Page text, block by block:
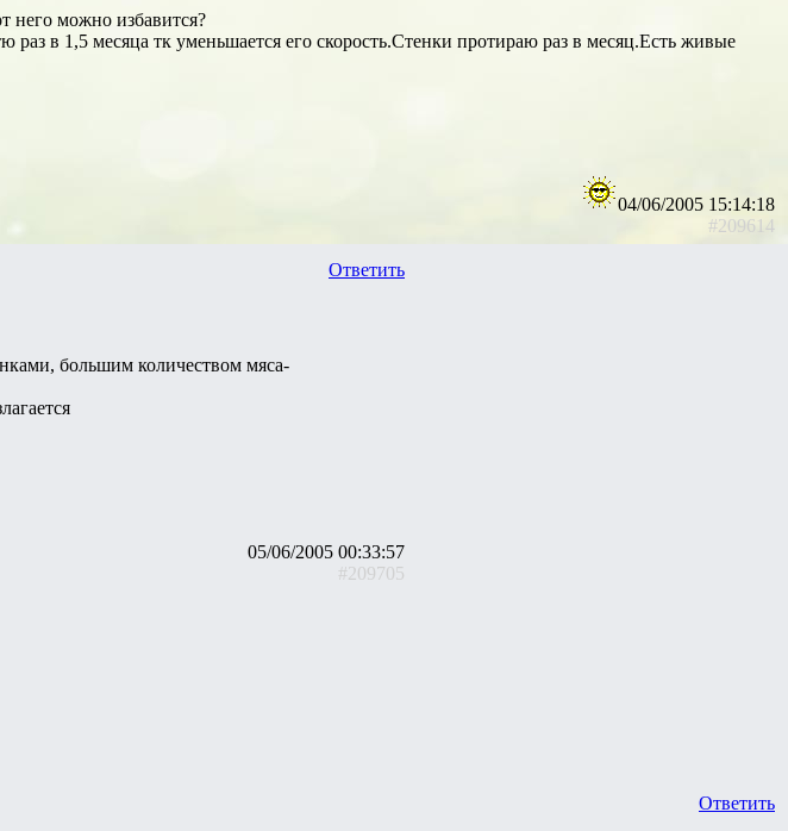
него можно избавится?
в 1,5 месяца тк уменьшается его скорость.Стенки протираю раз в месяц.Есть живые
04/06/2005 15:14:18
#209614
Ответить
большим количеством мяса-
05/06/2005 00:33:57
#209705
Ответить